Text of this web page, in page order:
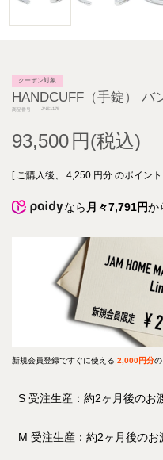
クーポン対象
HANDCUFF（手錠） バ
商品番号 JNS1175
93,500
[ ご購入後、 4,250 円分 のポイン
なら 月々7,791円か
新規会員登録ですぐに使える 2,000円分
S 受注生産：約2ヶ月後のお
M 受注生産：約2ヶ月後のお